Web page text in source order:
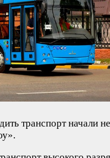
транспорт начали